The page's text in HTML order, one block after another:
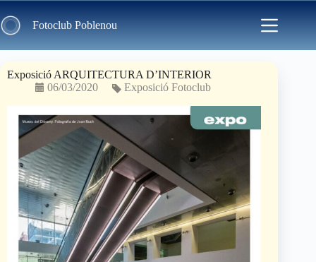
to
content Fotoclub Poblenou
Exposició ARQUITECTURA D’INTERIOR
06/03/2020
Exposició Fotoclub